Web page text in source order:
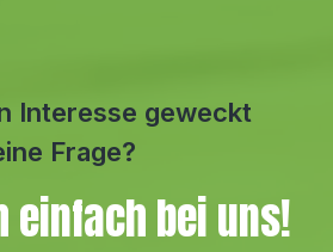
Interesse geweckt
Frage?
einfach bei uns!